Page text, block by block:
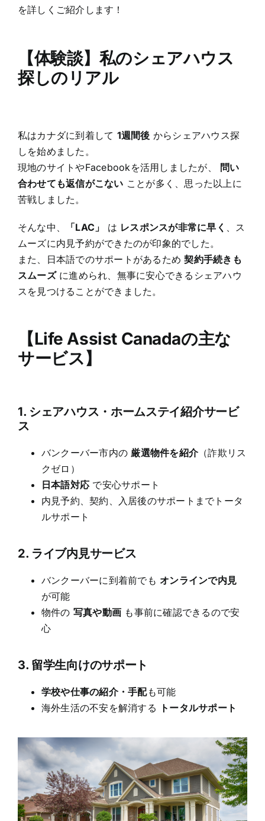
を詳しくご紹介します！
【体験談】私のシェアハウス
探しのリアル
私はカナダに到着して 1週間後 からシェアハウス探
しを始めました。
現地のサイトやFacebookを活用しましたが、 問い
合わせても返信がこない ことが多く、思った以上に
苦戦しました。
そんな中、 「LAC 」 は レスポンスが非常に早く
、ス
ムーズに内見予約ができたのが印象的でした。
また、日本語でのサポートがあるため契約手続きも
スムーズに進められ、無事に安心できるシェアハウ
スを見つけることができました。
【Life Assist Canadaの主な
サービス】
1. シェアハウス・ホームステイ紹介サービ
ス
バンクーバー市内の 厳選物件を紹介（詐欺リス
クゼロ）
日本語対応 で安心サポート
内見予約、契約、入居後のサポートまでトータ
ルサポート
2. ライブ内見サービス
バンクーバーに到着前でも オンラインで内見
が可能
物件の 写真や動画 も事前に確認できるので安
心
3. 留学生向けのサポー ト
学校や仕事の紹介・手配も可能
海外生活の不安を解消する
トータルサポート